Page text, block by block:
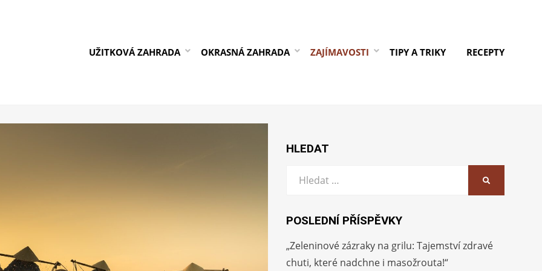
UŽITKOVÁ ZAHRADA OKRASNÁ ZAHRADA ZAJÍMAVOSTI TIPY A TRIKY RECEPTY
HLEDAT
Vyhledat:
POSLEDNÍ PŘÍSPĚVKY
„Zeleninové zázraky na grilu: Tajemství zdravé
chuti, které nadchne i masožrouta!“